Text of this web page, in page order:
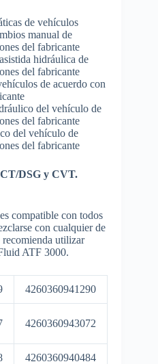
de vehículos
manual de
del fabricante
hidráulica de
del fabricante
de acuerdo con
del vehículo de
del fabricante
del vehículo de
del fabricante
DSG y CVT.
compatible con todos
con cualquier de
recomienda utilizar
ATF 3000.
4260360941290
4260360943072
4260360940484